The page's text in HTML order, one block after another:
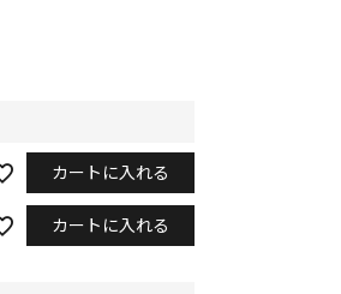
カートに入れる
カートに入れる